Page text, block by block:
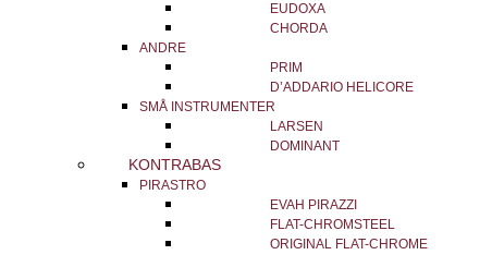
EUDOXA
CHORDA
ANDRE
PRIM
D’ADDARIO HELICORE
SMÅ INSTRUMENTER
LARSEN
DOMINANT
KONTRABAS
PIRASTRO
EVAH PIRAZZI
FLAT-CHROMSTEEL
ORIGINAL FLAT-CHROME